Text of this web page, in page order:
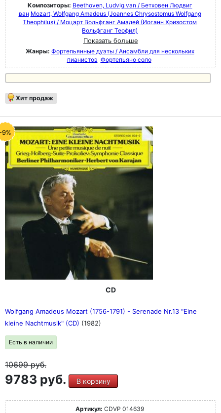
Композиторы: Beethoven, Ludvig van / Бетховен Людвиг
ван Mozart, Wolfgang Amadeus (Joannes Chrysostomus Wolfgang
Theophilus) / Моцарт Вольфганг Амадей (Иоганн Хризостом
Вольфганг Теофил)
Показать больше
Жанры: Фортепьянные дуэты / Ансамбли для нескольких
пианистов Фортепьяно соло
Хит продаж
9%
CD
Wolfgang Amadeus Mozart (1756-1791) - Serenade Nr.13 "Eine
kleine Nachtmusik" (CD) (1982)
Есть в наличии
10699руб.
9783 руб. В корзину
Артикул: CDVP 014639